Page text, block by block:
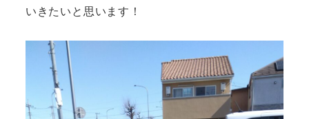
いきたいと思います！